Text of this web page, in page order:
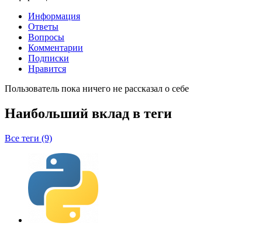
Информация
Ответы
Вопросы
Комментарии
Подписки
Нравится
Пользователь пока ничего не рассказал о себе
Наибольший вклад в теги
Все теги (9)